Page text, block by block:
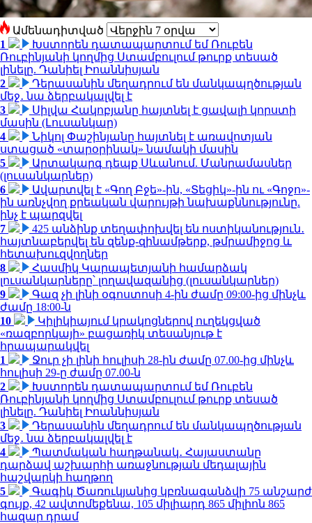
Ամենադիտված
1
Խստորեն դատապարտում եմ Ռուբեն
Ռուբինյանի կողմից Ստամբուլում թուրք տեսած
լինելը. Դանիել Իոաննիսյան
2
Դերասանին մեղադրում են մանկապղծության
մեջ․ նա ձերբակալվել է
3
Սիլվա Հակոբյանը հայտնել է ցավալի կորստի
մասին (Լուսանկար)
4
Նիկոլ Փաշինյանը հայտնել է առավոտյան
ստացած «տարօրինակ» նամակի մասին
5
Արտակարգ դեպք Սևանում. Մանրամասներ
(լուսանկարներ)
6
Ավարտվել է «Գող Բջե»-ին, «Տեցիկ»-ին ու «Գոջո»-
ին առնչվող քրեական վարույթի նախաքննությունը.
ինչ է պարզվել
7
425 անձինք տեղափոխվել են ոստիկանություն․
հայտնաբերվել են զենք-զինամթերք, թմրամիջոց և
հետախուզվողներ
8
Հասմիկ Կարապետյանի համարձակ
լուսանկարները՝ լողավազանից (լուսանկարներ)
9
Գազ չի լինի օգոստոսի 4-ին ժամը 09:00-ից մինչև
ժամը 18:00-ն
10
Կիլիկիայում կրակոցներով ուղեկցված
«ռազբորկայի» բացառիկ տեսանյութ է
հրապարակվել
1
Ջուր չի լինի հուլիսի 28-ին ժամը 07.00-ից մինչև
հուլիսի 29-ը ժամը 07.00-ն
2
Խստորեն դատապարտում եմ Ռուբեն
Ռուբինյանի կողմից Ստամբուլում թուրք տեսած
լինելը. Դանիել Իոաննիսյան
3
Դերասանին մեղադրում են մանկապղծության
մեջ․ նա ձերբակալվել է
4
Պատմական հաղթանակ․ Հայաստանը
դարձավ աշխարհի առաջնության մեդալային
հաշվարկի հաղթող
5
Գագիկ Ծառուկյանից կբռնագանձվի 75 անշարժ
գույք, 42 ավտոմեքենա, 105 միլիարդ 865 միլիոն 865
հազար դրամ